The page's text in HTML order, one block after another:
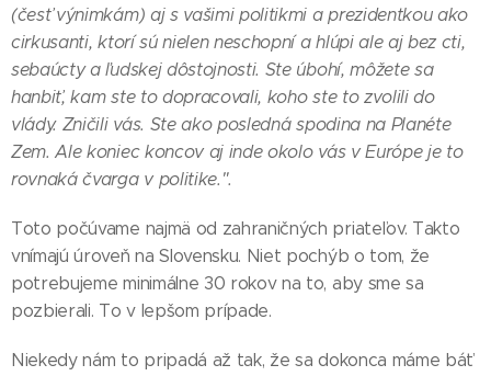
(česť výnimkám) aj s vašimi politikmi a prezidentkou ako
cirkusanti, ktorí sú nielen neschopní a hlúpi ale aj bez cti,
sebaúcty a ľudskej dôstojnosti. Ste úbohí, môžete sa
hanbiť, kam ste to dopracovali, koho ste to zvolili do
vlády. Zničili vás. Ste ako posledná spodina na Planéte
Zem. Ale koniec koncov aj inde okolo vás v Európe je to
rovnaká čvarga v politike.".
Toto počúvame najmä od zahraničných priateľov. Takto
vnímajú úroveň na Slovensku. Niet pochýb o tom, že
potrebujeme minimálne 30 rokov na to, aby sme sa
pozbierali. To v lepšom prípade.
Niekedy nám to pripadá až tak, že sa dokonca máme báť